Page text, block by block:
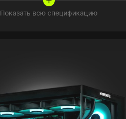
Показать всю спецификацию